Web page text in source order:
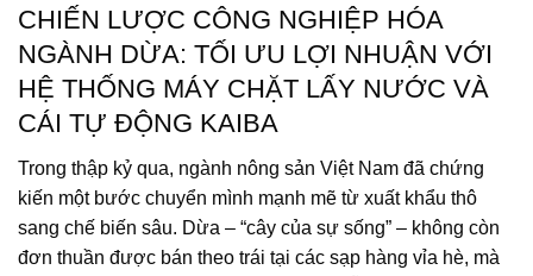
CHIẾN LƯỢC CÔNG NGHIỆP HÓA
NGÀNH DỪA: TỐI ƯU LỢI NHUẬN VỚI
HỆ THỐNG MÁY CHẶT LẤY NƯỚC VÀ
CÁI TỰ ĐỘNG KAIBA
Trong thập kỷ qua, ngành nông sản Việt Nam đã chứng
kiến một bước chuyển mình mạnh mẽ từ xuất khẩu thô
sang chế biến sâu. Dừa – “cây của sự sống” – không còn
đơn thuần được bán theo trái tại các sạp hàng vỉa hè, mà